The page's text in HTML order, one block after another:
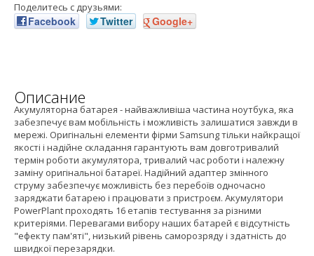
Поделитесь с друзьями:
Facebook Twitter Google+
Описание
Акумуляторна батарея - найважливіша частина ноутбука, яка
забезпечує вам мобільність і можливість залишатися завжди в
мережі. Оригінальні елементи фірми Samsung тільки найкращої
якості і надійне складання гарантують вам довготривалий
термін роботи акумулятора, тривалий час роботи і належну
заміну оригінальної батареї. Надійний адаптер змінного
струму забезпечує можливість без перебоїв одночасно
заряджати батарею і працювати з пристроєм. Акумулятори
PowerPlant проходять 16 етапів тестування за різними
критеріями. Перевагами вибору наших батарей є відсутність
"ефекту пам'яті", низький рівень саморозряду і здатність до
швидкої перезарядки.